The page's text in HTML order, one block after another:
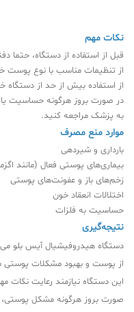
نکات مهم
قبل از استفاده از دستگاه، حتما
از تنظیمات مناسب با نوع پوست
از استفاده بیش از حد از دستگاه
در صورت بروز هرگونه حساسیت یا
به پزشک مراجعه کنید.
موارد منع مصرف
بارداری و شیردهی
بیماری‌های پوستی فعال (مانند
زخم‌های باز و عفونت‌های پوستی
اختلالات انعقاد خون
حساسیت به فلزات
نتیجه‌گیری
دستگاه هیدروفیشیال آیس بلو
از پوست و بهبود مشکلات پوستی
این دستگاه نیازمند رعایت
صورت بروز هرگونه مشکل